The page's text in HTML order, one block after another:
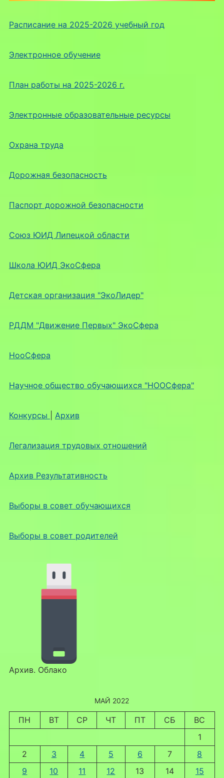
Расписание на 2025-2026 учебный год
Электронное обучение
План работы на 2025-2026 г.
Электронные образовательные ресурсы
Охрана труда
Дорожная безопасность
Паспорт дорожной безопасности
Союз ЮИД Липецкой области
Школа ЮИД ЭкоСфера
Детская организация "ЭкоЛидер"
РДДМ "Движение Первых" ЭкоСфера
НооСфера
Научное общество обучающихся "НООСфера"
Конкурсы Архив
Легализация трудовых отношений
Архив Результативность
Выборы в совет обучающихся
Выборы в совет родителей
Архив. Облако
МАЙ 2022
ПН ВТ СР ЧТ ПТ СБ
ВС
1
2
3 4 5 6 7
8
9
10 11 12 13 14 15